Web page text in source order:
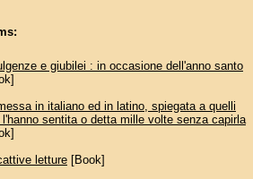
e giubilei : in occasione dell'anno santo
in italiano ed in latino, spiegata a quelli
l'hanno sentita o detta mille volte senza capirla
letture[Book]